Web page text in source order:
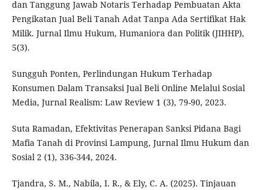
dan Tanggung Jawab Notaris Terhadap Pembuatan Akta
Pengikatan Jual Beli Tanah Adat Tanpa Ada Sertifikat Hak
Milik. Jurnal Ilmu Hukum, Humaniora dan Politik (JIHHP),
5(3).
Sungguh Ponten, Perlindungan Hukum Terhadap
Konsumen Dalam Transaksi Jual Beli Online Melalui Sosial
Media, Jurnal Realism: Law Review 1 (3), 79-90, 2023.
Suta Ramadan, Efektivitas Penerapan Sanksi Pidana Bagi
Mafia Tanah di Provinsi Lampung, Jurnal Ilmu Hukum dan
Sosial 2 (1), 336-344, 2024.
Tjandra, S. M., Nabila, I. R., & Ely, C. A. (2025). Tinjauan